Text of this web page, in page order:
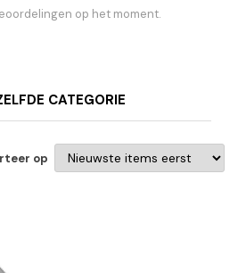
op het moment.
CATEGORIE
op